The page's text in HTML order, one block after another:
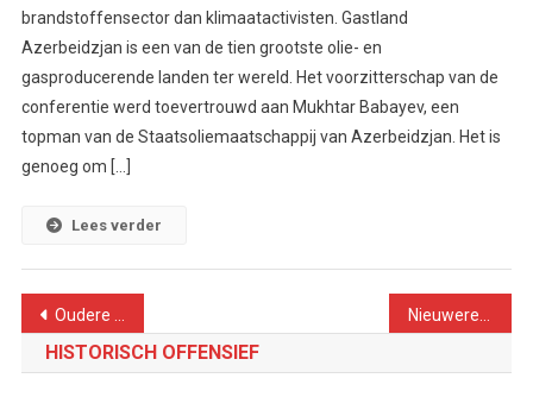
brandstoffensector dan klimaatactivisten. Gastland
Azerbeidzjan is een van de tien grootste olie- en
gasproducerende landen ter wereld. Het voorzitterschap van de
conferentie werd toevertrouwd aan Mukhtar Babayev, een
topman van de Staatsoliemaatschappij van Azerbeidzjan. Het is
genoeg om […]
Lees verder
Berichtennavigatie
Oudere berichten
HISTORISCH OFFENSIEF